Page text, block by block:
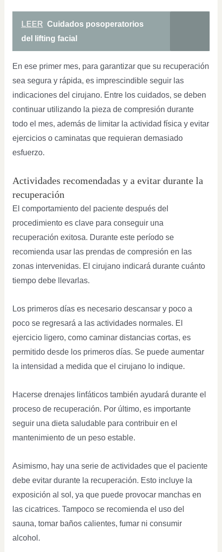
LEER Cuidados posoperatorios
del lifting facial
En ese primer mes, para garantizar que su recuperación
sea segura y rápida, es imprescindible seguir las
indicaciones del cirujano. Entre los cuidados, se deben
continuar utilizando la pieza de compresión durante
todo el mes, además de limitar la actividad física y evitar
ejercicios o caminatas que requieran demasiado
esfuerzo.
Actividades recomendadas y a evitar durante la
recuperación
El comportamiento del paciente después del
procedimiento es clave para conseguir una
recuperación exitosa. Durante este período se
recomienda usar las prendas de compresión en las
zonas intervenidas. El cirujano indicará durante cuánto
tiempo debe llevarlas.
Los primeros días es necesario descansar y poco a
poco se regresará a las actividades normales. El
ejercicio ligero, como caminar distancias cortas, es
permitido desde los primeros días. Se puede aumentar
la intensidad a medida que el cirujano lo indique.
Hacerse drenajes linfáticos también ayudará durante el
proceso de recuperación. Por último, es importante
seguir una dieta saludable para contribuir en el
mantenimiento de un peso estable.
Asimismo, hay una serie de actividades que el paciente
debe evitar durante la recuperación. Esto incluye la
exposición al sol, ya que puede provocar manchas en
las cicatrices. Tampoco se recomienda el uso del
sauna, tomar baños calientes, fumar ni consumir
alcohol.